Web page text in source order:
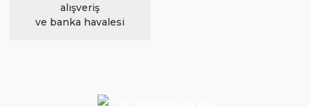
alışveriş
ve banka havalesi